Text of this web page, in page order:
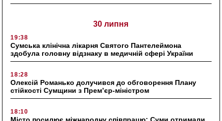
30 липня
19:38
Сумська клінічна лікарня Святого Пантелеймона
здобула головну відзнаку в медичній сфері України
18:28
Олексій Романько долучився до обговорення Плану
стійкості Сумщини з Прем’єр-міністром
18:10